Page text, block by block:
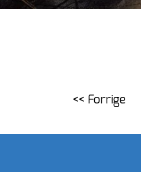
<< Forrige